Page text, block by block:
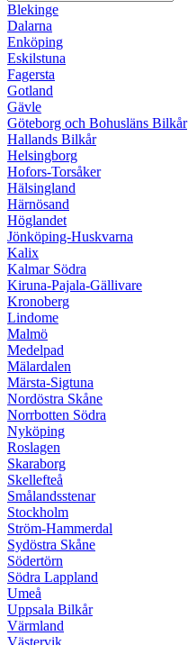
Blekinge
Dalarna
Enköping
Eskilstuna
Fagersta
Gotland
Gävle
Göteborg och Bohusläns Bilkår
Hallands Bilkår
Helsingborg
Hofors-Torsåker
Hälsingland
Härnösand
Höglandet
Jönköping-Huskvarna
Kalix
Kalmar Södra
Kiruna-Pajala-Gällivare
Kronoberg
Lindome
Malmö
Medelpad
Mälardalen
Märsta-Sigtuna
Nordöstra Skåne
Norrbotten Södra
Nyköping
Roslagen
Skaraborg
Skellefteå
Smålandsstenar
Stockholm
Ström-Hammerdal
Sydöstra Skåne
Södertörn
Södra Lappland
Umeå
Uppsala Bilkår
Värmland
Västervik